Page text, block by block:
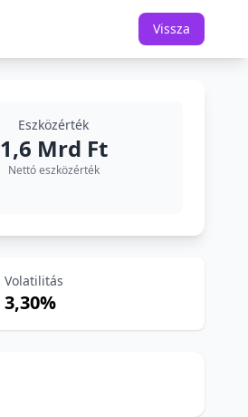
Vissza
Eszközérték
1,6 Mrd Ft
Nettó eszközérték
Volatilitás
3,30%